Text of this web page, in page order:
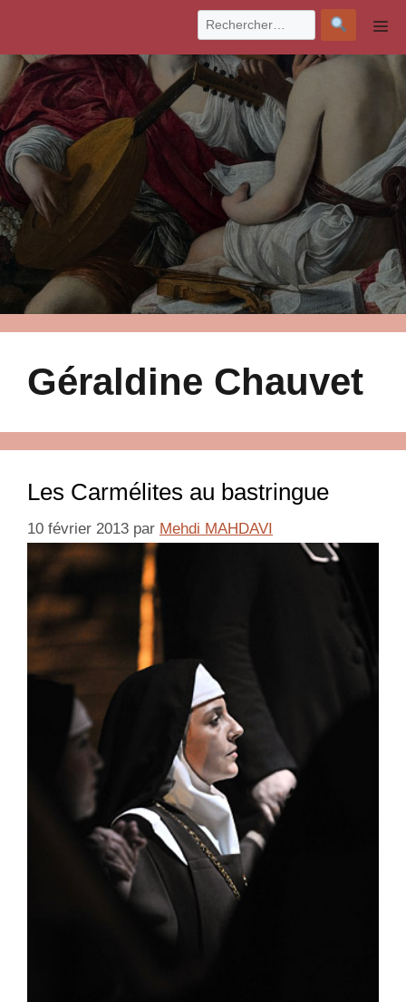
contenu
Géraldine Chauvet
Les Carmélites au bastringue
10 février 2013 par Mehdi MAHDAVI